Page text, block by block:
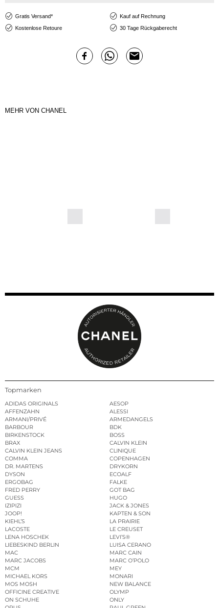
Gratis Versand*
Kauf auf Rechnung
Kostenlose Retoure
30 Tage Rückgaberecht
MEHR VON CHANEL
Topmarken
ADIDAS ORIGINALS
AESOP
AFFENZAHN
ALESSI
ARMANI/PRIVÉ
ARMEDANGELS
BARBOUR
BDK
BIRKENSTOCK
BOSS
BRAX
CALVIN KLEIN
CALVIN KLEIN JEANS
CLINIQUE
COMMA
COPENHAGEN
DR. MARTENS
DRYKORN
DYSON
ECOALF
ERGOBAG
FALKE
FRED PERRY
GOT BAG
GUESS
HUGO
IZIPIZI
JACK & JONES
JOOP!
KAPTEN & SON
KIEHL’S
LA PRAIRIE
LACOSTE
LE CREUSET
LENA HOSCHEK
LEVI’S®
LIEBESKIND BERLIN
LUISA CERANO
MAC
MARC CAIN
MARC JACOBS
MARC O’POLO
MCM
MEY
MICHAEL KORS
MONARI
MOS MOSH
NEW BALANCE
OFFICINE CREATIVE
OLYMP
ON SCHUHE
ONLY